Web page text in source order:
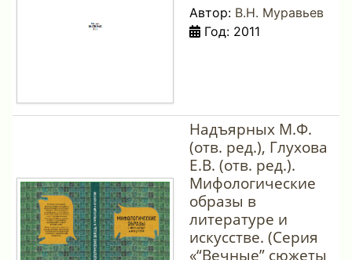
Автор: В.Н. Муравьев
Год: 2011
Надъярных М.Ф.
(отв. ред.), Глухова
Е.В. (отв. ред.).
Мифологические
образы в
литературе и
искусстве. (Серия
«“Вечные” сюжеты